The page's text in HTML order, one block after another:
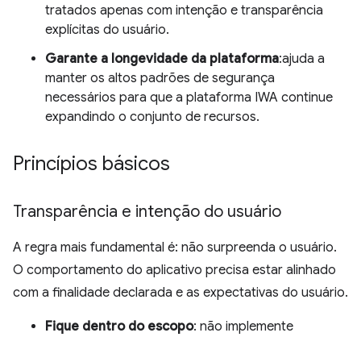
tratados apenas com intenção e transparência
explícitas do usuário.
Garante a longevidade da plataforma:ajuda a
manter os altos padrões de segurança
necessários para que a plataforma IWA continue
expandindo o conjunto de recursos.
Princípios básicos
Transparência e intenção do usuário
A regra mais fundamental é: não surpreenda o usuário.
O comportamento do aplicativo precisa estar alinhado
com a finalidade declarada e as expectativas do usuário.
Fique dentro do escopo: não implemente